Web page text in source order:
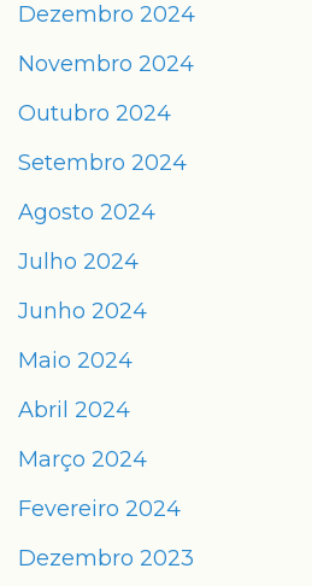
Dezembro 2024
Novembro 2024
Outubro 2024
Setembro 2024
Agosto 2024
Julho 2024
Junho 2024
Maio 2024
Abril 2024
Março 2024
Fevereiro 2024
Dezembro 2023